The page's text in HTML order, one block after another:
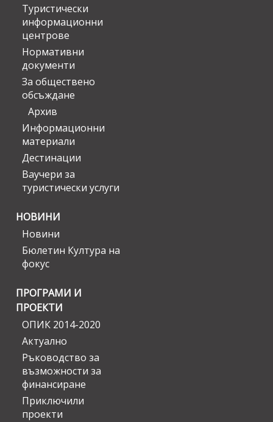
Туристически
информационни
центрове
Нормативни
документи
За обществено
обсъждане
Архив
Информационни
материали
Дестинации
Ваучери за
туристически услуги
НОВИНИ
Новини
Бюлетин Култура на
фокус
ПРОГРАМИ И
ПРОЕКТИ
ОПИК 2014-2020
Актуално
Ръководство за
възможности за
финансиране
Приключили
проекти